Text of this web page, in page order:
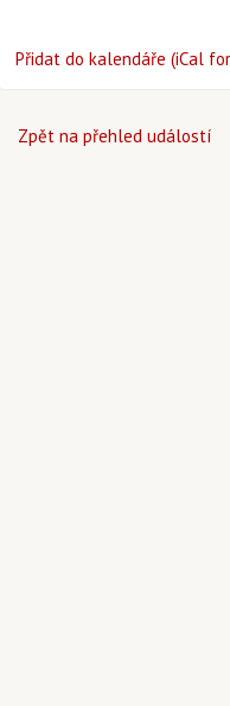
Přidat do kalendáře (iCal
Zpět na přehled událostí